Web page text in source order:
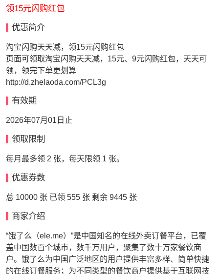
领15元闪购红包
优惠简介
淘宝闪购天天减，领15元闪购红包
页面可领取淘宝闪购天天减，15元、9元闪购红包，天天可
领，领完下单更划算
http://d.zhelaoda.com/PCL3g
有效期
2026年07月01日止
领取限制
每月最多领 2 张，每天限领 1 张。
优惠券数
总 10000 张 已领 555 张 剩余 9445 张
商家介绍
“饿了么（ele.me）”是中国知名的在线外卖订餐平台，已覆
盖中国数百个城市，数千万用户，聚集了数十万家餐饮商
户。饿了么为中国广泛地区的用户提供丰富多样、简单快捷
的在线订餐服务；为不同类型的餐饮商户提供基于互联网技